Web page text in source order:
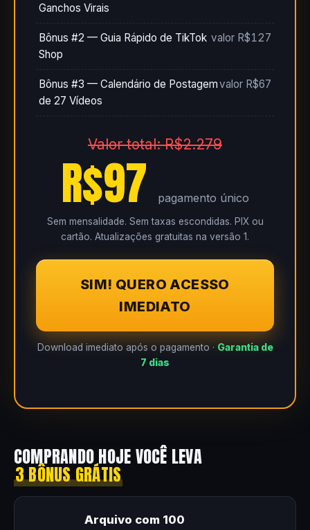
Ganchos Virais
Bônus #2 — Guia Rápido de TikTok
Shop
valor R$127
Bônus #3 — Calendário de Postagem
de 27 Vídeos
valor R$67
Valor total: R$2.279
R$97 pagamento único
Sem mensalidade. Sem taxas escondidas. PIX ou
cartão. Atualizações gratuitas na versão 1.
SIM! QUERO ACESSO
IMEDIATO
Download imediato após o pagamento · Garantia de
7 dias
COMPRANDO HOJE VOCÊ LEVA
3 BÔNUS GRÁTIS
Arquivo com 100